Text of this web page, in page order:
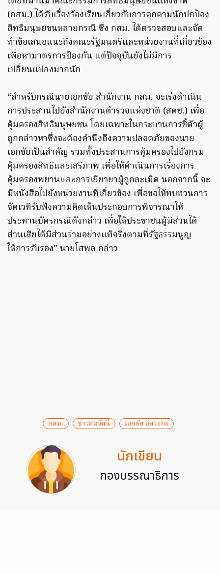
(กสม.) ได้รับเรื่องร้องเรียนเกี่ยวกับการคุกคามนักปกป้อง
สิทธิมนุษยชนหลายกรณี ซึ่ง กสม. ได้ตรวจสอบและจัด
ทำข้อเสนอแนะถึงคณะรัฐมนตรีและหน่วยงานที่เกี่ยวข้อง
เพื่อหามาตรการป้องกัน แต่ปัจจุบันยังไม่มีการ
เปลี่ยนแปลงมากนัก
“สำหรับกรณีนายเอกชัย สำนักงาน กสม. จะเร่งดำเนิน
การประสานไปยังสำนักงานตำรวจแห่งชาติ (สตช.) เพื่อ
คุ้มครองสิทธิมนุษยชน โดยเฉพาะในกระบวนการชี้ตัวผู้
ถูกกล่าวหาซึ่งจะต้องคำนึงถึงความปลอดภัยของนาย
เอกชัยเป็นสำคัญ รวมทั้งประสานการคุ้มครองไปยังกรม
คุ้มครองสิทธิและเสรีภาพ เพื่อให้ดำเนินการเรื่องการ
คุ้มครองพยานและการเยียวยาผู้ถูกละเมิด นอกจากนี้ จะ
มีหนังสือไปยังหน่วยงานที่เกี่ยวข้อง เพื่อขอให้ทบทวนการ
จัดเวทีรับฟังความคิดเห็นประกอบการพิจารณาให้
ประทานบัตรกรณีดังกล่าว เพื่อให้ประชาชนผู้มีส่วนได้
ส่วนเสียได้มีส่วนร่วมอย่างแท้จริงตามที่รัฐธรรมนูญ
ให้การรับรอง” นายโสพล กล่าว
กสม. ข่าวสดวันนี้ เอกชัย อิสระทะ
นักเขียน
กองบรรณาธิการ